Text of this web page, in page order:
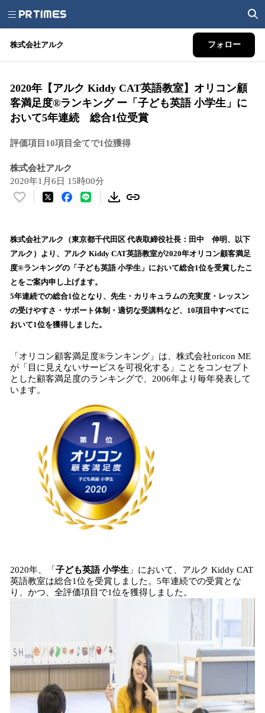
株式会社アルク フォロー
2020年【アルク Kiddy CAT英語教室】オリコン顧
客満足度®ランキング ー「子ども英語 小学生」に
おいて5年連続 総合1位受賞
評価項目10項目全てで1位獲得
株式会社アルク
2020年1月6日 15時00分
い
！
数
を
読
み
込
み
中
す
株式会社アルク（東京都千代田区 代表取締役社長：田中 伸明、以下
アルク）より、アルク Kiddy CAT英語教室が2020年オリコン顧客満足
度®ランキングの「子ども英語 小学生」において総合1位を受賞したこ
とをご案内申し上げます。
5年連続での総合1位となり、先生・カリキュラムの充実度・レッスン
の受けやすさ・サポート体制・適切な受講料など、10項目中すべてに
おいて1位を獲得しました。
「オリコン顧客満足度®ランキング」は、株式会社oricon ME
が「目に見えないサービスを可視化する」ことをコンセプト
とした顧客満足度のランキングで、2006年より毎年発表して
います。
2020年、「 子ども英語 小学生 」において、アルク Kiddy CAT
英語教室は総合1位を受賞しました。5年連続での受賞とな
り、かつ、全評価項目で1位を獲得しました。